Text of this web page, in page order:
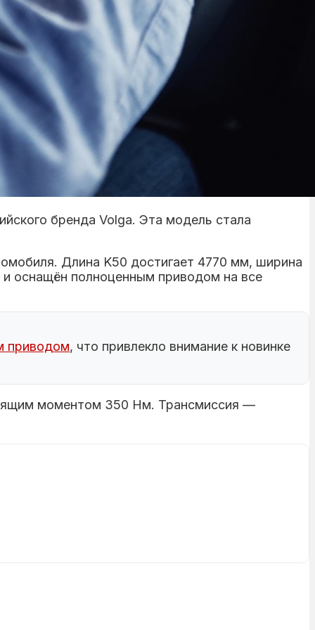
бренда Volga. Эта модель стала
Длина K50 достигает 4770 мм, ширина
оснащён полноценным приводом на все
приводом, что привлекло внимание к новинке
моментом 350 Нм. Трансмиссия —